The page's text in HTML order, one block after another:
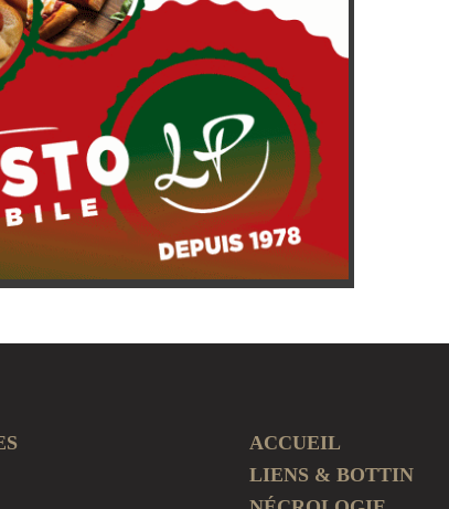
ACCUEIL
LIENS & BOTTIN